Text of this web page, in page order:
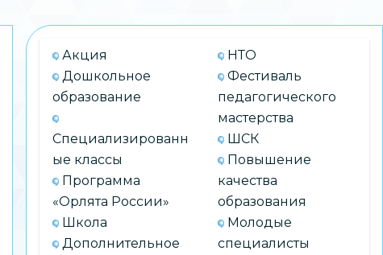
Акция
Дошкольное
образование
Специализированн
ые классы
Программа
«Орлята России»
Школа
Дополнительное
НТО
Фестиваль
педагогического
мастерства
ШСК
Повышение
качества
образования
Молодые
специалисты